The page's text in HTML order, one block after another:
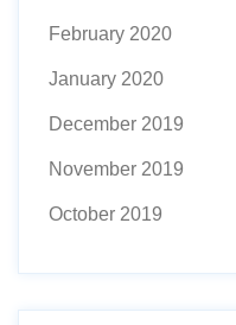
February 2020
January 2020
December 2019
November 2019
October 2019